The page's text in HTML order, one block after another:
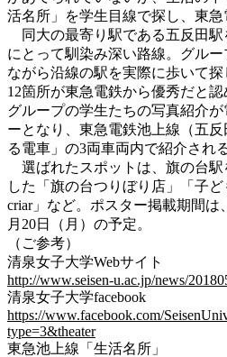
活名所」を学生目線で探し、東急
同大の最寄り駅である五反田駅
にとって馴染み深い路線。グル
ながら沿線の駅を実際に歩いて探
12箇所が東急電鉄から優秀だと
グループの学生たちの写真紹介
ーとなり、東急電鉄池上線（五
る電車」の3両車両内で紹介される
選ばれたスポットは、旗の台駅
した「旗の台つりぼり店」「子
criar」など。ポスター掲載期間は
月20日（月）の予定。
（ご参考）
清泉女子大学Webサイト
http://www.seisen-u.ac.jp/news/
清泉女子大学facebook
https://www.facebook.com/
type=3&theater
東急池上線「生活名所」